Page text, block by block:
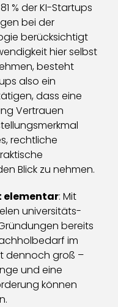
81 % der KI-Startups
bei der
berücksichtigt
hier selbst
besteht
also ein
dass eine
Vertrauen
rechtliche
Blick zu nehmen.
elementar: Mit
universitäts-
bereits
im
dennoch groß –
und eine
können